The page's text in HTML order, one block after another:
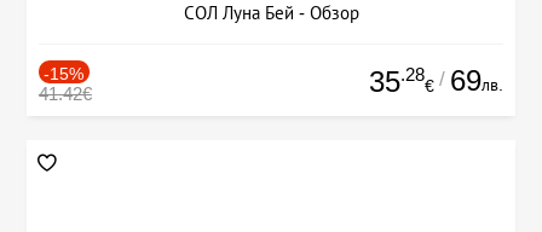
СОЛ Луна Бей - Обзор
-15%
41.42€ 35.28
€ / 69лв.